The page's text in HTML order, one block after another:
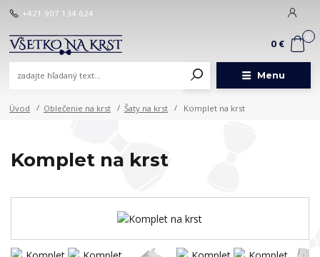
Menu
+421 907 134 624
0
0 €
Úvod Oblečenie na krst Šaty na krst Komplet na krst
Komplet na krst